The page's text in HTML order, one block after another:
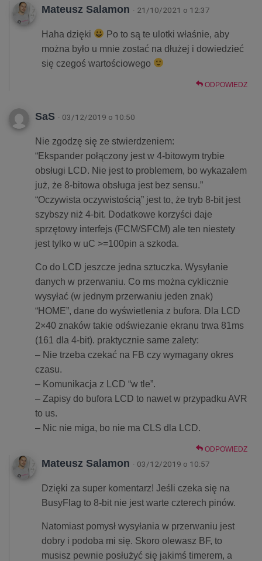
Mateusz Salamon · 21/10/2021 o 12:37
Haha dzięki
Po to są te ulotki właśnie, aby
można było u mnie zostać na dłużej i dowiedzieć
się czegoś wartościowego
ODPOWIEDZ
SaS · 03/12/2019 o 10:50
Nie zgodzę się ze stwierdzeniem:
“Ekspander połączony jest w 4-bitowym trybie
obsługi LCD. Nie jest to problemem, bo wykazałem
już, że 8-bitowa obsługa jest bez sensu.”
“Oczywista oczywistością” jest to, że tryb 8-bit jest
szybszy niż 4-bit. Dodatkowe korzyści daje
sprzętowy interfejs (FCM/SFCM) ale ten niestety
jest tylko w uC >=100pin a szkoda.
Co do LCD jeszcze jedna sztuczka. Wysyłanie
danych w przerwaniu. Co ms można cyklicznie
wysyłać (w jednym przerwaniu jeden znak)
“HOME”, dane do wyświetlenia z bufora. Dla LCD
2×40 znaków takie odświezanie ekranu trwa 81ms
(161 dla 4-bit). praktycznie same zalety:
– Nie trzeba czekać na FB czy wymagany okres
czasu.
– Komunikacja z LCD “w tle”.
– Zapisy do bufora LCD to nawet w przypadku AVR
to us.
– Nic nie miga, bo nie ma CLS dla LCD.
ODPOWIEDZ
Mateusz Salamon · 03/12/2019 o 10:57
Dzięki za super komentarz! Jeśli czeka się na
BusyFlag to 8-bit nie jest warte czterech pinów.
Natomiast pomysł wysyłania w przerwaniu jest
dobry i podoba mi się. Skoro olewasz BF, to
musisz pewnie posłużyć się jakimś timerem, a